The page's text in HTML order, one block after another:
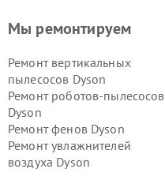
Мы ремонтируем
Ремонт вертикальных
пылесосов Dyson
Ремонт роботов-пылесосов
Dyson
Ремонт фенов Dyson
Ремонт увлажнителей
воздуха Dyson